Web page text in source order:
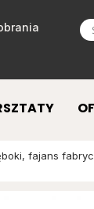
fajans